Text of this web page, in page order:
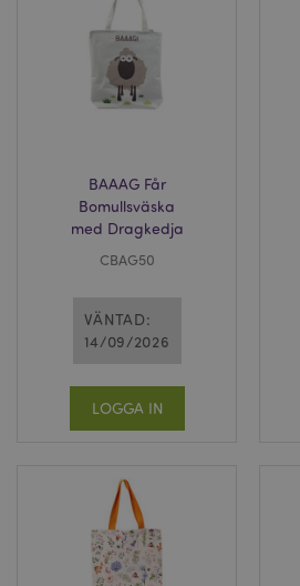
BAAAG Får
Bomullsväska
med Dragkedja
CBAG50
VÄNTAD:
14/09/2026
LOGGA IN